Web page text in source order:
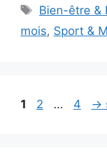
Étiquettes
Bien-être &
mois, Sport &
Page
1 Page
2 … Page
4 →